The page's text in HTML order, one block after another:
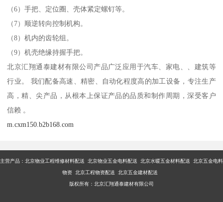
（6）手把、定位圈、壳体紧定螺钉等。
（7）顺逆转向控制机构。
（8）机内的齿轮组。
（9）机壳绝缘持握手把。
北京汇翔通泰建材有限公司产品广泛应用于汽车、家电、、建筑等
行业。 我们配备高速、精密、自动化程度高的加工设备，专注生产
高，精、尖产品，从根本上保证产品的品质和制作周期，深受客户
信赖 。
m.cxm150.b2b168.com
主营产品： 北京物业工程维修材料配送 北京物业五金电料配送 北京水暖五金材料配送 北京五金电料
物资 北京工程物资配送 北京五金建材配送
版权所有：北京汇翔通泰建材有限公司